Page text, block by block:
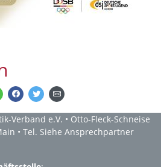
Verband e.V. • Otto-Fleck-Schneise
• Tel. Siehe Ansprechpartner